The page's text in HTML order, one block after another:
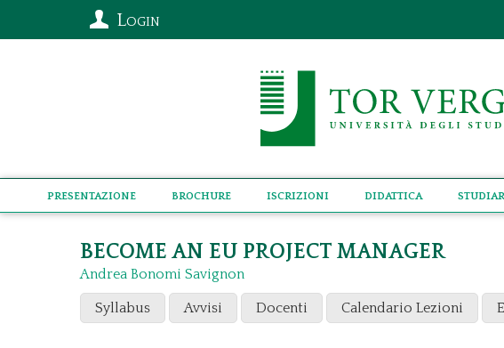
Login
Presentazione Brochure Iscrizioni Didattica
BECOME AN EU PROJECT MANAGER
Andrea Bonomi Savignon
Syllabus Avvisi Docenti Calendario Lezioni